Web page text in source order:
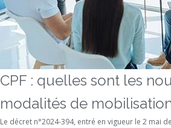
CPF : quelles sont les
modalités de
Le décret n°2024-394, entré en vigueur le 2 mai